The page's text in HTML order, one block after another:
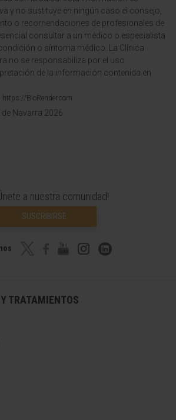
y no sustituye en ningún caso el consejo,
o recomendaciones de profesionales de
consultar a un médico o especialista
o síntoma médico. La Clínica
no se responsabiliza por el uso
de la información contenida en
https://BioRender.com
Navarra 2026
a nuestra comunidad!
SUSCRIBIRSE
TRATAMIENTOS